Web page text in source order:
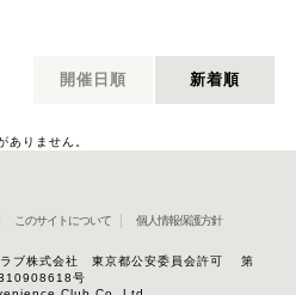
開催日順 新着順
ありません。
このサイトについて 個人情報保護方針
ラブ株式会社 東京都公安委員会許可 第
号